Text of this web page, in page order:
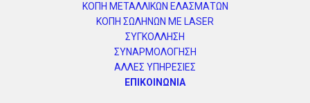
ΚΟΠΗ ΜΕΤΑΛΛΙΚΩΝ ΕΛΑΣΜΑΤΩΝ
ΚΟΠΗ ΣΩΛΗΝΩΝ ΜΕ LASER
ΣΥΓΚΟΛΛΗΣΗ
ΣΥΝΑΡΜΟΛΟΓΗΣΗ
ΑΛΛΕΣ ΥΠΗΡΕΣΙΕΣ
ΕΠΙΚΟΙΝΩΝΙΑ